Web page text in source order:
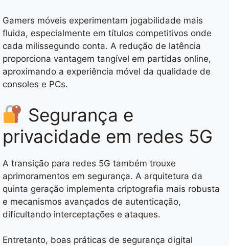
Gamers móveis experimentam jogabilidade mais
fluida, especialmente em títulos competitivos onde
cada milissegundo conta. A redução de latência
proporciona vantagem tangível em partidas online,
aproximando a experiência móvel da qualidade de
consoles e PCs.
Segurança e
privacidade em redes 5G
A transição para redes 5G também trouxe
aprimoramentos em segurança. A arquitetura da
quinta geração implementa criptografia mais robusta
e mecanismos avançados de autenticação,
dificultando interceptações e ataques.
Entretanto, boas práticas de segurança digital